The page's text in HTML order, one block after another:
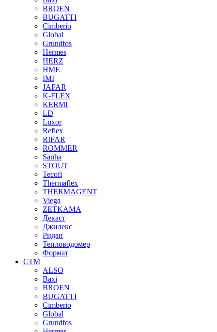
BROEN
BUGATTI
Cimberio
Global
Grundfos
Hermes
HERZ
HME
IMI
JAFAR
K-FLEX
KERMI
LD
Luxor
Reflex
RIFAR
ROMMER
Sanha
STOUT
Tecofi
Thermaflex
THERMAGENT
Viega
ZETKAMA
Декаст
Джилекс
Ридан
Тепловодомер
Формат
СТМ
ALSO
Baxi
BROEN
BUGATTI
Cimberio
Global
Grundfos